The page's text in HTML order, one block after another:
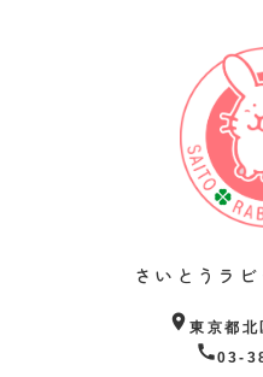
さいとうラ
location_on東京都
call03-